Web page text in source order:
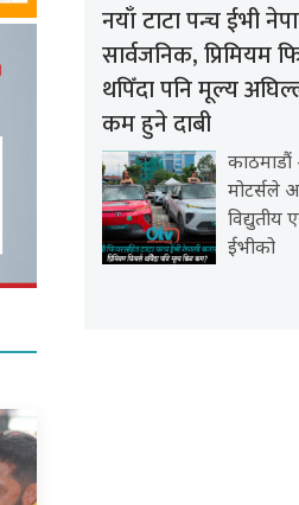
नयाँ टाटा पन्च ईभी
सार्वजनिक, प्रिमियम
थपिँदा पनि मूल्य
कम हुने दाबी
काठमाडौं
मोटर्सले
विद्युतीय
ईभीको